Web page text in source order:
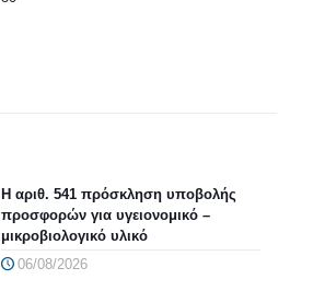
Η αριθ. 541 πρόσκληση υποβολής
προσφορών για υγειονομικό –
μικροβιολογικό υλικό
06/08/2026